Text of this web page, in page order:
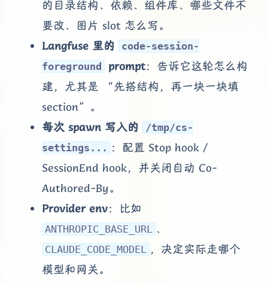
的目录结构、依赖、组件库、哪些文件不
要改、图片 slot 怎么写。
Langfuse 里的
code-session-
foreground
prompt：告诉它这轮怎么构
建，尤其是 “先搭结构，再一块一块填
section”。
每次 spawn 写入的
/tmp/cs-
settings... ：配置 Stop hook /
SessionEnd hook，并关闭自动 Co-
Authored-By。
Provider env：比如
ANTHROPIC_BASE_URL 、
CLAUDE_CODE_MODEL ，决定实际走哪个
模型和网关。